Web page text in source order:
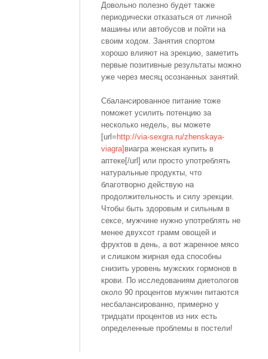
Довольно полезно будет также
периодически отказаться от личной
машины или автобусов и пойти на
своим ходом. Занятия спортом
хорошо влияют на эрекцию, заметить
первые позитивные результаты можно
уже через месяц осознанных занятий.
Сбалансированное питание тоже
поможет усилить потенцию за
несколько недель, вы можете
[url= http://via-sexgra.ru/zhenskaya-
viagra] виагра женская купить в
аптеке[/url] или просто употреблять
натуральные продукты, что
благотворно действую на
продолжительность и силу эрекции.
Чтобы быть здоровым и сильным в
сексе, мужчине нужно употреблять не
менее двухсот грамм овощей и
фруктов в день, а вот жаренное мясо
и слишком жирная еда способны
снизить уровень мужских гормонов в
крови. По исследованиям диетологов
около 90 процентов мужчин питаются
несбалансированно, примерно у
тридцати процентов из них есть
определенные проблемы в постели!